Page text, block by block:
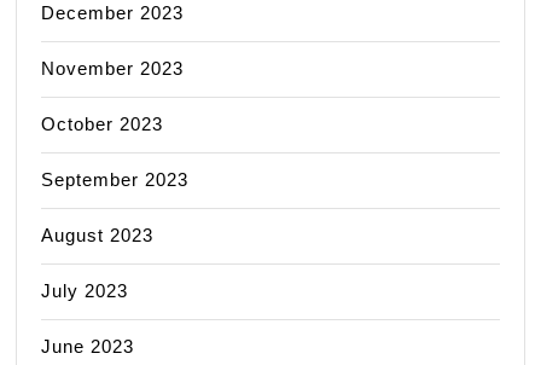
December 2023
November 2023
October 2023
September 2023
August 2023
July 2023
June 2023